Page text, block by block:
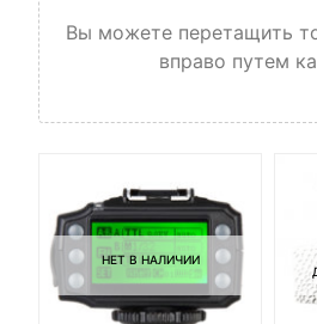
Вы можете перетащить
вправо путем
НЕТ В НАЛИЧИИ